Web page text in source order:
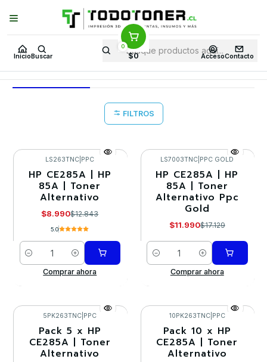
Inicio Buscar
0
$0 AccesoContacto
Puedes Elegir: Comprar enTienda· Despachoa Todo Chile · Retiro en
Tienda en24 Horas
Inicio Toner y tambor Toner Alternativo HP Equipos HP M1130
M1130
FILTROS
-30%
LS263TNC PPC
HP CE285A | HP
85A | Toner
Alternativo
$8.990$12.843
5.0
Cantidad
Comprar ahora
-30%
LS7003TNC PPC GOLD
HP CE285A | HP
85A | Toner
Alternativo Ppc
Gold
$11.990$17.129
Cantidad
Comprar ahora
-10%
5PK263TNC PPC
Pack 5 x HP
CE285A | Toner
Alternativo
-10%
10PK263TNC| PPC
Pack 10 x HP
CE285A | Toner
Alternativo